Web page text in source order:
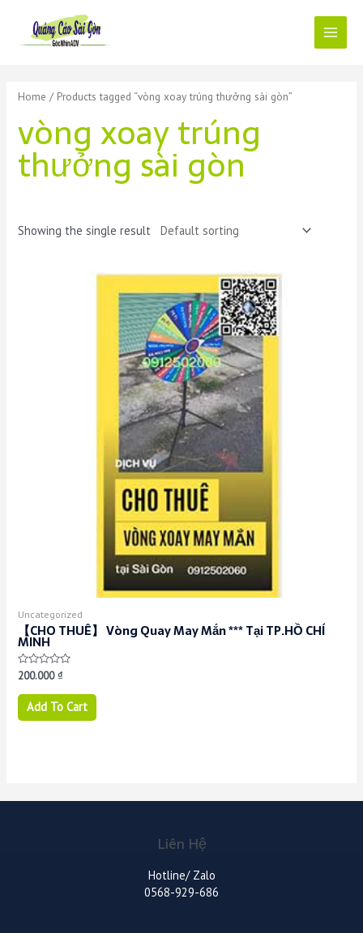
content
Main
Home / Products tagged “vòng xoay trúng thưởng sài gòn”
vòng xoay trúng
thưởng sài gòn
Showing the single result
Uncategorized
【CHO THUÊ】 Vòng Quay May Mắn *** Tại TP.HỒ CHÍ
MINH
Rated
out
200.000₫
Add To Cart
Liên Hệ
Hotline/ Zalo
0568-929-686